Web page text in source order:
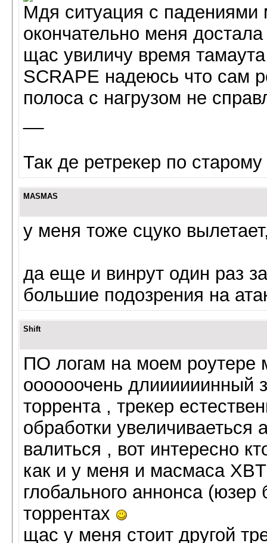
Мдя ситуация с падениями
окончательно меня
щас увиличу время
SCRAPE надеюсь что сам
полоса с нагрузом не
Так де ретрекер по
MASMAS
у меня тоже сцуко
да еще и винрут один раз
большие подозрения на
Shift
ПО логам на моем
оооооочень длиииииинный
торрента , трекер
обработки увеличиваеться
валиться , вот интересно
как и у меня и масмаса
глобального аннонса
торрентах
щас у меня стоит другой